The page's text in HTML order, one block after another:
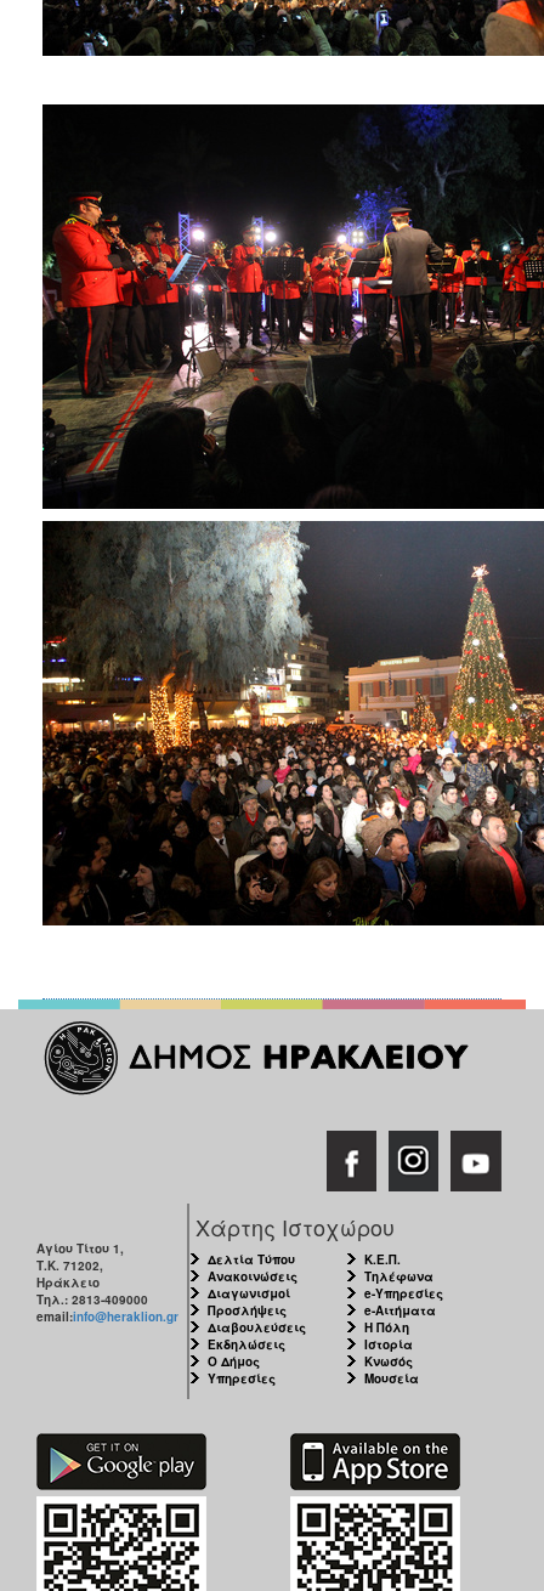
Αγίου Τίτου 1,
Τ.Κ. 71202,
Ηράκλειο
Τηλ.: 2813-409000
email:info@heraklion.gr
Χάρτης Ιστοχώρου
Δελτία Τύπου
Ανακοινώσεις
Διαγωνισμοί
Προσλήψεις
Διαβουλεύσεις
Εκδηλώσεις
Ο Δήμος
Υπηρεσίες
Κ.Ε.Π.
Τηλέφωνα
e-Υπηρεσίες
e-Αιτήματα
Η Πόλη
Ιστορία
Κνωσός
Μουσεία